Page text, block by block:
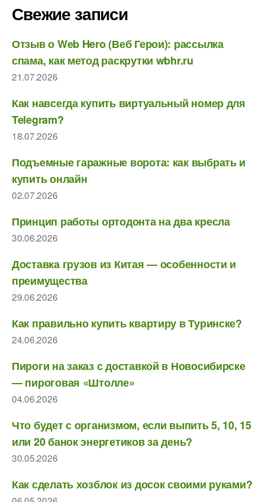
Свежие записи
Отзыв о Web Hero (Веб Герои): рассылка
спама, как метод раскрутки wbhr.ru
21.07.2026
Как навсегда купить виртуальный номер для
Telegram?
18.07.2026
Подъемные гаражные ворота: как выбрать и
купить онлайн
02.07.2026
Принцип работы ортодонта на два кресла
30.06.2026
Доставка грузов из Китая — особенности и
преимущества
29.06.2026
Как правильно купить квартиру в Туринске?
24.06.2026
Пироги на заказ с доставкой в Новосибирске
— пироговая «Штолле»
04.06.2026
Что будет с организмом, если выпить 5, 10, 15
или 20 банок энергетиков за день?
30.05.2026
Как сделать хозблок из досок своими руками?